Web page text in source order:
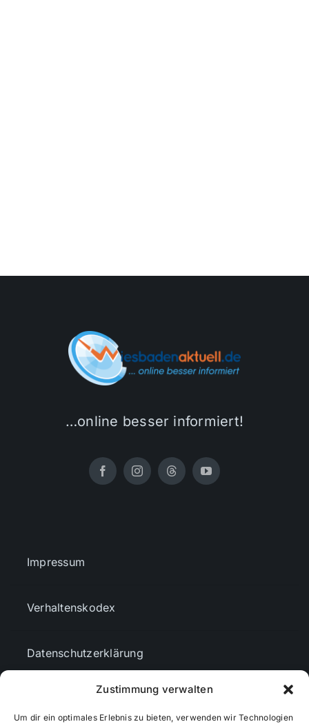
Zustimmung verwalten
Um dir ein optimales Erlebnis zu bieten, verwenden wir Technologien
…online besser informiert!
Impressum
Verhaltenskodex
Datenschutzerklärung